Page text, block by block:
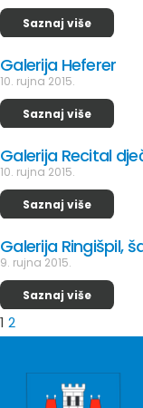
Saznaj više
Galerija Heferer
10. rujna 2015.
Saznaj više
Galerija Recital
10. rujna 2015.
Saznaj više
Galerija Ringišpil,
9. rujna 2015.
Saznaj više
1 2